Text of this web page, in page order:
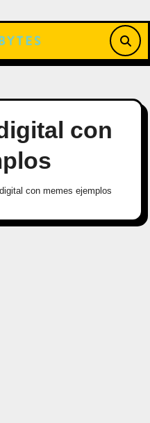
con
con memes ejemplos